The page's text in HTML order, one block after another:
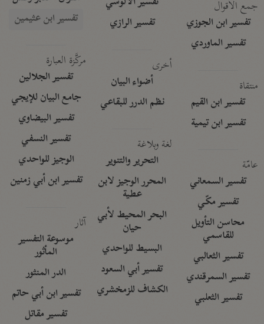
جمع الأقوال
تفسير ابن الجوزي
تفسير الماوردي
منتقاة
تفسير ابن القيم
تفسير ابن تيمية
عامّة
تفسير السمعاني
تفسير مكّي
محاسن التأويل
للقاسمي
تفسير الثعالبي
تفسير السمرقندي
تفسير الثعلبي
تفسير الرازي
أخرى
أضواء البيان
نظم الدرر للبقاعي
لغة وبلاغة
التحرير والتنوير
المحرر الوجيز لابن
عطية
البحر المحيط لأبي
حيان
البسيط للواحدي
تفسير أبي السعود
الكشاف للزمخشري
تفسير ابن عثيمين
مركَّزة العبارة
تفسير الجلالين
جامع البيان للإيجي
تفسير البيضاوي
تفسير النسفي
الوجيز للواحدي
تفسير ابن أبي زمنين
آثار
موسوعة التفسير
المأثور
الدر المنثور
تفسير ابن أبي حاتم
تفسير مقاتل